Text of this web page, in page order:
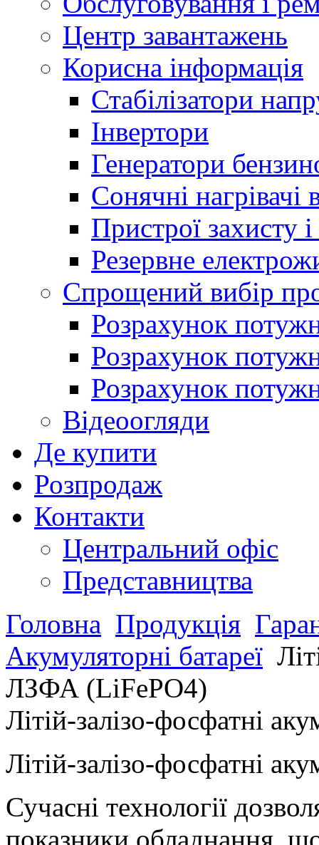
Центр завантажень
Корисна інформація
Стабілізатори
Інвертори
Генератори
Сонячні нагрівачі
Пристрої захисту і
Резервне
Спрощений вибір
Розрахунок
Розрахунок
Розрахунок
Відеоогляди
Де купити
Розпродаж
Контакти
Центральний офіс
Представництва
Головна Продукція
Акумуляторні батареї
ЛЗФА (LiFePO4)
Літій-залізо-фосфатні
Літій-залізо-фосфатні
Сучасні технології
показники обладнання,